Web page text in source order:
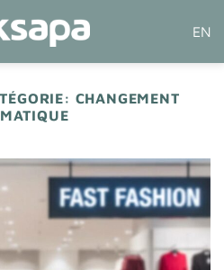
EN
CHANGEMENT